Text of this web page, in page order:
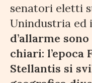
senatori eletti
Unindustria ed
d’allarme
chiari:
Stellantis si